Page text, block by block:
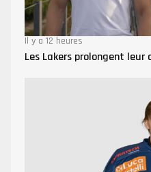
Il y a 12 heures
Les Lakers prolongent